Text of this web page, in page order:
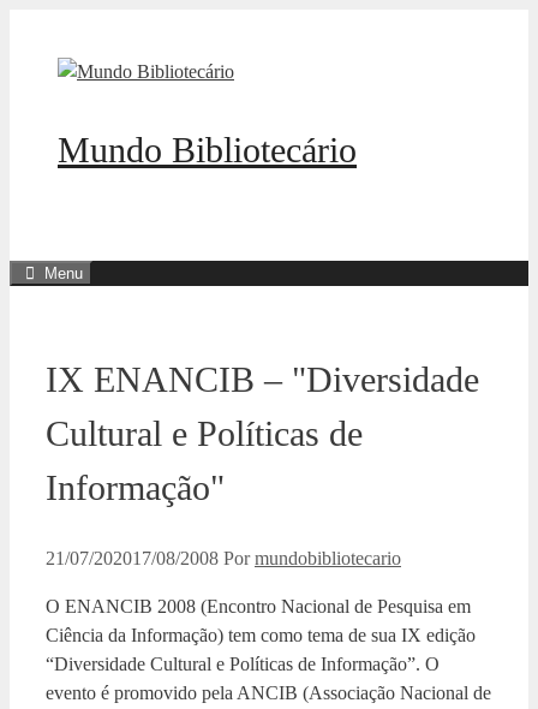
Mundo Bibliotecário
Menu
IX ENANCIB – "Diversidade
Cultural e Políticas de
Informação"
21/07/202017/08/2008 Pormundobibliotecario
O ENANCIB 2008 (Encontro Nacional de Pesquisa em
Ciência da Informação) tem como tema de sua IX edição
“Diversidade Cultural e Políticas de Informação”. O
evento é promovido pela ANCIB (Associação Nacional de